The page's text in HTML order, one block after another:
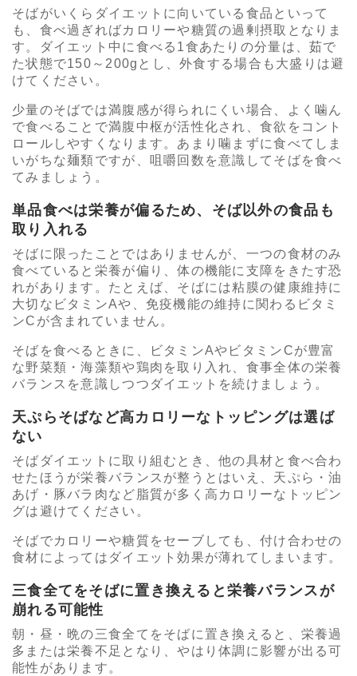
そばがいくらダイエットに向いている食品といって
も、食べ過ぎればカロリーや糖質の過剰摂取となりま
す。ダイエット中に食べる1食あたりの分量は、茹で
た状態で150～200gとし、外食する場合も大盛りは避
けてください。
少量のそばでは満腹感が得られにくい場合、よく噛ん
で食べることで満腹中枢が活性化され、食欲をコント
ロールしやすくなります。あまり噛まずに食べてしま
いがちな麺類ですが、咀嚼回数を意識してそばを食べ
てみましょう。
単品食べは栄養が偏るため、そば以外の食品も
取り入れる
そばに限ったことではありませんが、一つの食材のみ
食べていると栄養が偏り、体の機能に支障をきたす恐
れがあります。たとえば、そばには粘膜の健康維持に
大切なビタミンAや、免疫機能の維持に関わるビタミ
ンCが含まれていません。
そばを食べるときに、ビタミンAやビタミンCが豊富
な野菜類・海藻類や鶏肉を取り入れ、食事全体の栄養
バランスを意識しつつダイエットを続けましょう。
天ぷらそばなど高カロリーなトッピングは選ば
ない
そばダイエットに取り組むとき、他の具材と食べ合わ
せたほうが栄養バランスが整うとはいえ、天ぷら・油
あげ・豚バラ肉など脂質が多く高カロリーなトッピン
グは避けてください。
そばでカロリーや糖質をセーブしても、付け合わせの
食材によってはダイエット効果が薄れてしまいます。
三食全てをそばに置き換えると栄養バランスが
崩れる可能性
朝・昼・晩の三食全てをそばに置き換えると、栄養過
多または栄養不足となり、やはり体調に影響が出る可
能性があります。